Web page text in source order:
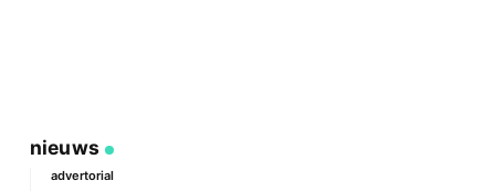
nieuws
advertorial